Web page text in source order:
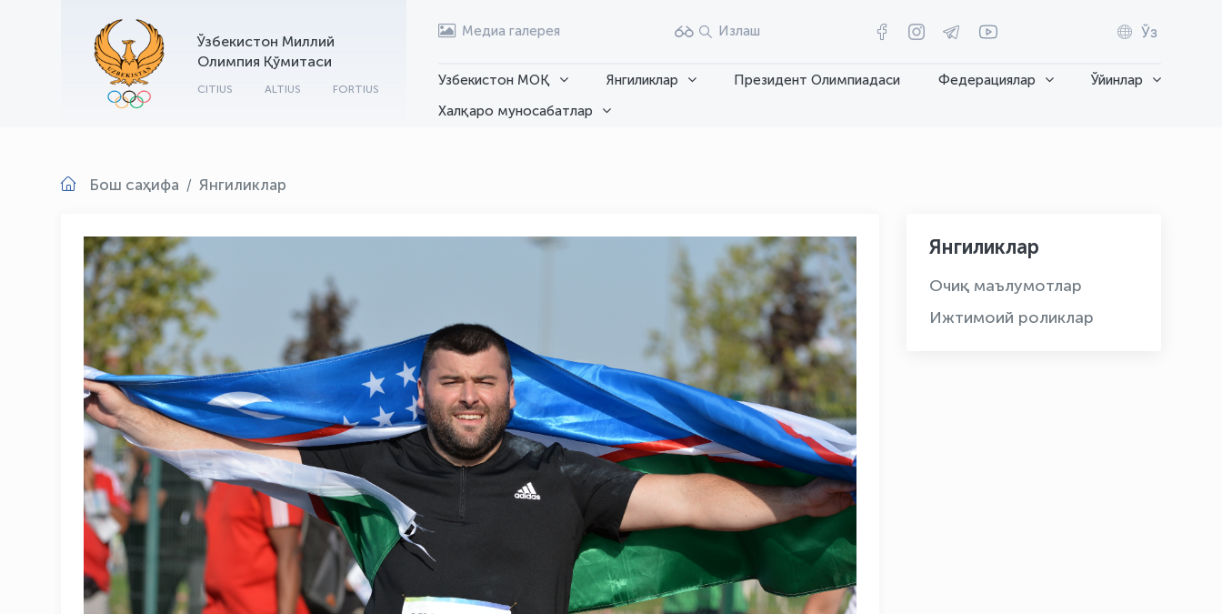
Ўзбекистон Миллий
Олимпия Қўмитаси
CITIUS ALTIUS FORTIUS
Медиа галерея Излаш Ўз
Узбекистон МОҚ Янгиликлар Президент Олимпиадаси Федерациялар
Ўйинлар
Халқаро муносабатлар
Бош саҳифа Янгиликлар
Янгиликлар
Очиқ маълумотлар
Ижтимоий роликлар